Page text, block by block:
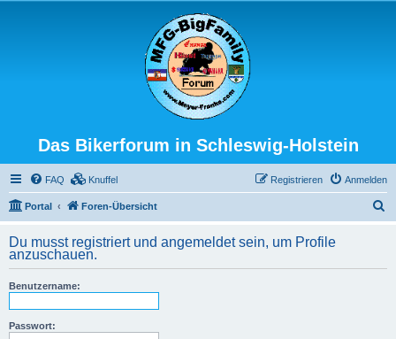
Das Bikerforum in Schleswig-Holstein
FAQ Knuffel Anmelden
Registrieren
Portal Foren-Übersicht
h
Du musst registriert und angemeldet sein, um Profile
anzuschauen.
Benutzername:
Passwort: